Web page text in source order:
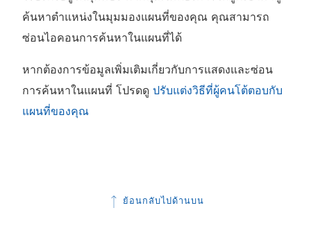
ค้นหาตำแหน่งในมุมมองแผนที่ของคุณ คุณสามารถ
ซ่อนไอคอนการค้นหาในแผนที่ได้
หากต้องการข้อมูลเพิ่มเติมเกี่ยวกับการแสดงและซ่อน
การค้นหาในแผนที่ โปรดดู ปรับแต่งวิธีที่ผู้คนโต้ตอบกับ
แผนที่ของคุณ
ย้อนกลับไปด้านบน